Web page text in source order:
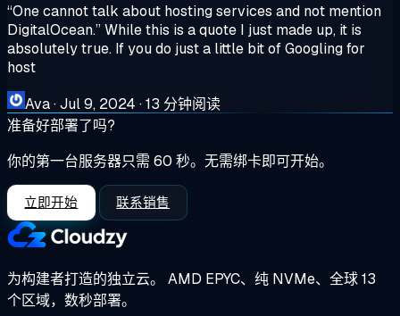
“One cannot talk about hosting services and not mention
DigitalOcean.” While this is a quote I just made up, it is
absolutely true. If you do just a little bit of Googling for
host
Ava·Jul 9, 2024 ·13 分钟阅读
准备好部署了吗?
你的第一台服务器只需 60 秒。无需绑卡即可开始。
立即开始 联系销售
为构建者打造的独立云。 AMD EPYC、纯 NVMe、全球 13
个区域，数秒部署。